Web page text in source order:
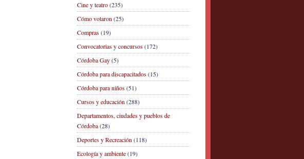
Cine y teatro(235)
Cómo votaron (25)
Compras(19)
Convocatorias y concursos(172)
Córdoba Gay(5)
Córdoba para discapacitados(15)
Córdoba para niños(51)
Cursos y educación (288)
Departamentos, ciudades y pueblos de
Córdoba(28)
Deportes y Recreación (118)
Ecología y ambiente(19)